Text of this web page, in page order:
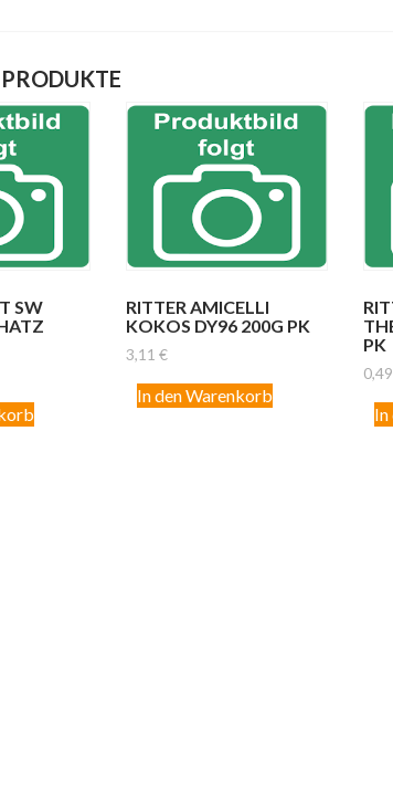
SW
RITTER AMICELLI
KOKOS DY96 200G PK
3,11 €
In den Warenkorb
PK
In